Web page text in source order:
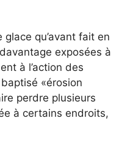
glace qu’avant fait en
exposées à
à l’action des
érosion
perdre plusieurs
à certains endroits,